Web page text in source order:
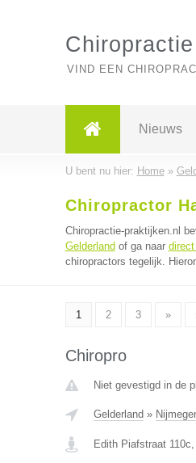
Chiropractie
VIND EEN
Nieuws
U bent nu hier: Home»
Chiropractor
Chiropractie-praktijken.nl
Gelderland of ga naar
chiropractors tegelijk.
1 2 3 »
Chiropro
Niet gevestigd in de
Gelderland »
Edith Piafstraat 110c,